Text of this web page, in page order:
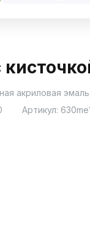
Автохимия,
акриловая
Артикул: